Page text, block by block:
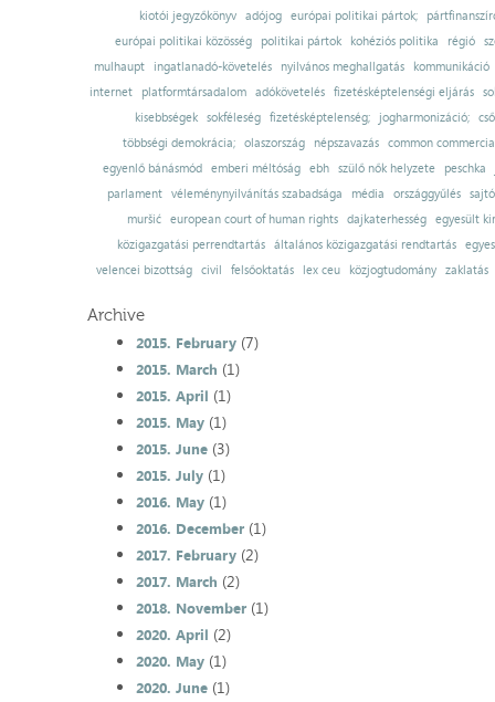
kiotói jegyzőkönyv adójog európai politikai pártok;
európai politikai közösség
politikai pártok kohéziós politika régió
mulhaupt
ingatlanadó-követelés nyilvános meghallgatás
kommunikáció
internet
platformtársadalom adókövetelés fizetésképtelenségi eljárás
kisebbségek sokféleség fizetésképtelenség; jogharmonizáció;
többségi demokrácia; olaszország népszavazás common
egyenlő bánásmód emberi méltóság ebh szülő nők helyzete
peschka
parlament
véleménynyilvánítás szabadsága média országgyűlés
muršić
european court of human rights dajkaterhesség
egyesült
közigazgatási perrendtartás
általános közigazgatási rendtartás
velencei bizottság
civil felsőoktatás lex ceu közjogtudomány zaklatás
Archive
2015. February(7)
2015. March (1)
2015. April (1)
2015. May(1)
2015. June(3)
2015. July(1)
2016. May(1)
2016. December(1)
2017. February(2)
2017. March (2)
2018. November(1)
2020. April (2)
2020. May(1)
2020. June(1)